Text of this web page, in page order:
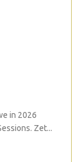
in 2026
Zet...